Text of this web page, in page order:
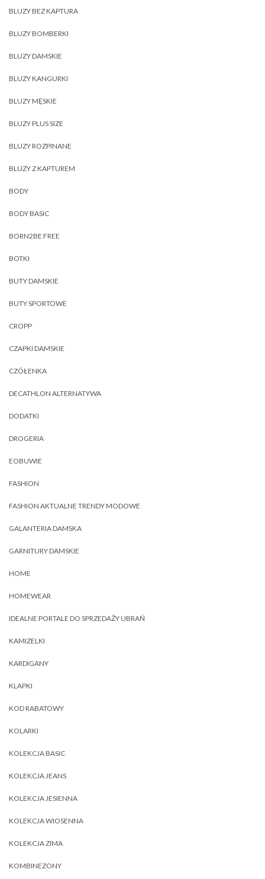
BLUZY BEZ KAPTURA
BLUZY BOMBERKI
BLUZY DAMSKIE
BLUZY KANGURKI
BLUZY MĘSKIE
BLUZY PLUS SIZE
BLUZY ROZPINANE
BLUZY Z KAPTUREM
BODY
BODY BASIC
BORN2BE FREE
BOTKI
BUTY DAMSKIE
BUTY SPORTOWE
CROPP
CZAPKI DAMSKIE
CZÓŁENKA
DECATHLON ALTERNATYWA
DODATKI
DROGERIA
EOBUWIE
FASHION
FASHION AKTUALNE TRENDY MODOWE
GALANTERIA DAMSKA
GARNITURY DAMSKIE
HOME
HOMEWEAR
IDEALNE PORTALE DO SPRZEDAŻY UBRAŃ
KAMIZELKI
KARDIGANY
KLAPKI
KOD RABATOWY
KOLARKI
KOLEKCJA BASIC
KOLEKCJA JEANS
KOLEKCJA JESIENNA
KOLEKCJA WIOSENNA
KOLEKCJA ZIMA
KOMBINEZONY